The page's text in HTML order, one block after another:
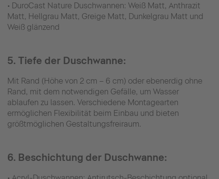
• DuroCast Nature Duschwannen: Weiß Matt, Anthrazit
Matt, Hellgrau Matt, Greige Matt, Dunkelgrau Matt und
Weiß glänzend
5. Tiefe der Duschwanne:
Mit Rand (Höhe von 2 cm – 6 cm) oder ebenerdig ohne
Rand, mit dem notwendigen Gefälle, um Wasser
ablaufen zu lassen. Verschiedene Montagearten
ermöglichen Flexibilität beim Einbau und bieten
größtmöglichen Gestaltungsfreiraum.
6. Beschichtung der Duschwanne: